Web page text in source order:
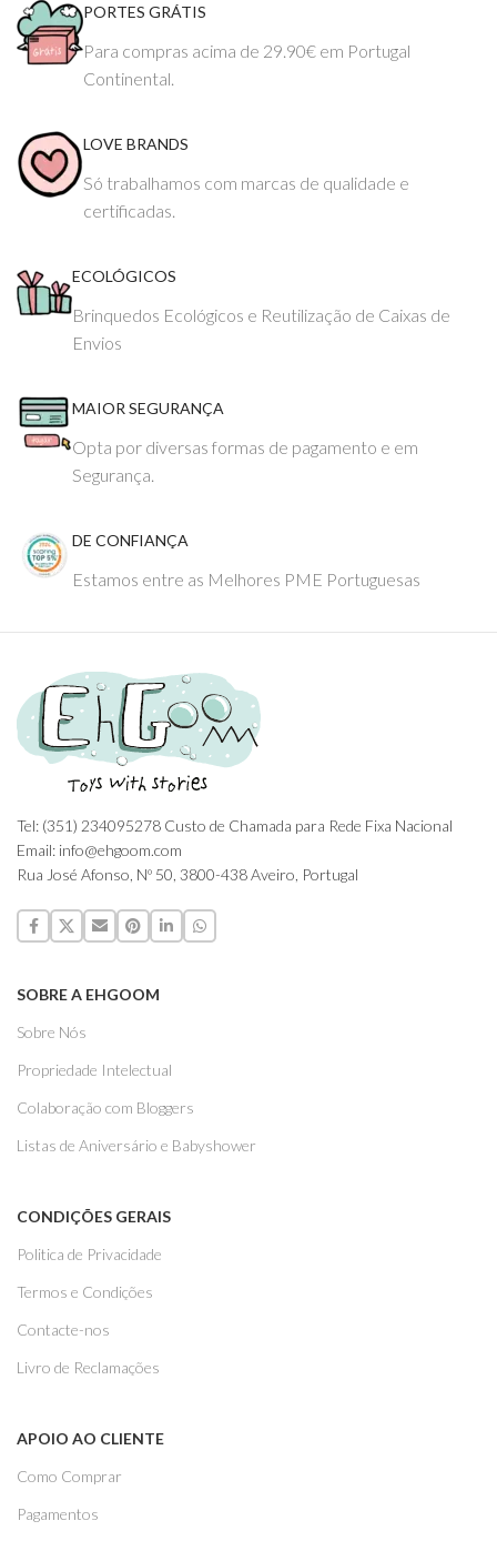
PORTES GRÁTIS
Para compras acima de 29.90€ em Portugal
Continental.
LOVE BRANDS
Só trabalhamos com marcas de qualidade e
certificadas.
ECOLÓGICOS
Brinquedos Ecológicos e Reutilização de Caixas de
Envios
MAIOR SEGURANÇA
Opta por diversas formas de pagamento e em
Segurança.
DE CONFIANÇA
Estamos entre as Melhores PME Portuguesas
Tel: (351) 234095278 Custo de Chamada para Rede Fixa Nacional
Email: info@ehgoom.com
Rua José Afonso, Nº 50, 3800-438 Aveiro, Portugal
SOBRE A EHGOOM
Sobre Nós
Propriedade Intelectual
Colaboração com Bloggers
Listas de Aniversário e Babyshower
CONDIÇÕES GERAIS
Politica de Privacidade
Termos e Condições
Contacte-nos
Livro de Reclamações
APOIO AO CLIENTE
Como Comprar
Pagamentos